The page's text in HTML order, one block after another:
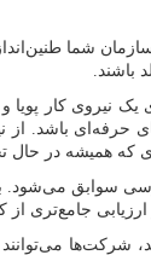
شما
باشند.
نیروی کار پویا و
باشد. از
که همیشه در حال
سوابق می‌شود. با
جامع‌تری از
می‌توانند